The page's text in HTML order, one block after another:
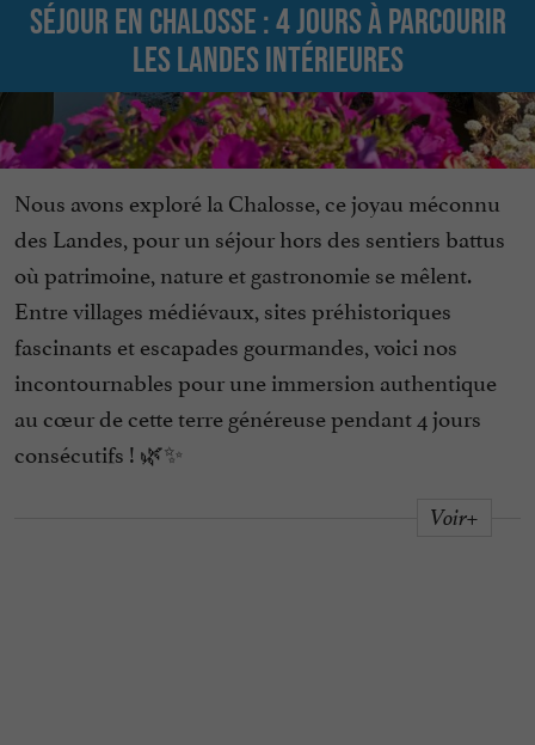
Séjour en Chalosse : 4 jours à parcourir
les Landes intérieures
Nous avons exploré la Chalosse, ce joyau méconnu
des Landes, pour un séjour hors des sentiers battus
où patrimoine, nature et gastronomie se mêlent.
Entre villages médiévaux, sites préhistoriques
fascinants et escapades gourmandes, voici nos
incontournables pour une immersion authentique
au cœur de cette terre généreuse pendant 4 jours
consécutifs ! 🌿✨
Voir+